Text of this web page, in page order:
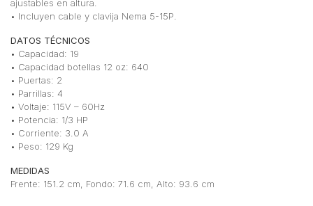
ajustables en altura.
• Incluyen cable y clavija Nema 5-15P.
DATOS TÉCNICOS
• Capacidad: 19
• Capacidad botellas 12 oz: 640
• Puertas: 2
• Parrillas: 4
• Voltaje: 115V – 60Hz
• Potencia: 1/3 HP
• Corriente: 3.0 A
• Peso: 129 Kg
MEDIDAS
Frente: 151.2 cm, Fondo: 71.6 cm, Alto: 93.6 cm